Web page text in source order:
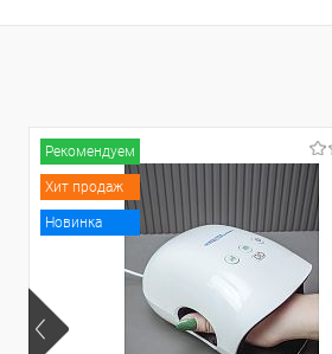
Рекомендуем
Хит продаж
Новинка